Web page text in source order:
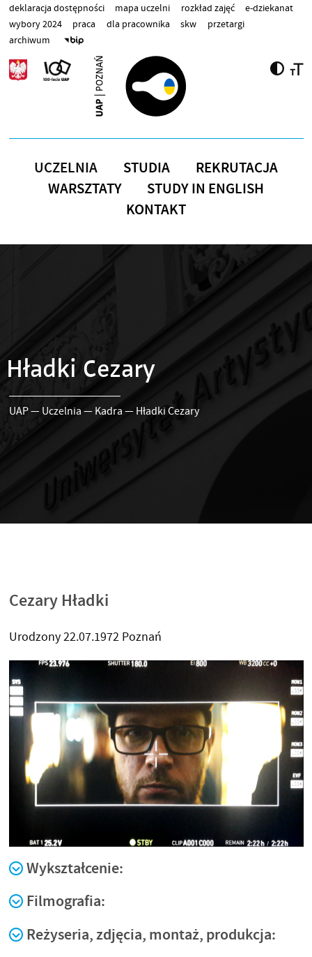
Przejdź do treści
deklaracja dostępności mapa uczelni rozkład zajęć
e-dziekanat
wybory 2024
praca dla pracownika skw
przetargi
archiwum
UCZELNIA STUDIA
REKRUTACJA
WARSZTATY
STUDY IN ENGLISH
KONTAKT
Hładki Cezary
UAP— Uczelnia — Kadra — Hładki Cezary
Cezary Hładki
Urodzony 22.07.1972 Poznań
Wykształcenie:
Filmografia:
Reżyseria, zdjęcia, montaż, produkcja: